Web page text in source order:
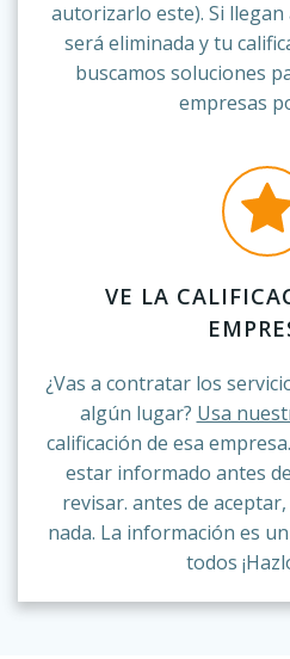
autorizarlo este). Si
será eliminada y tu
buscamos soluciones
empresas
VE LA
¿Vas a contratar los
algún lugar? Usa
calificación de esa
estar informado antes
revisar. antes de
nada. La información es
todos